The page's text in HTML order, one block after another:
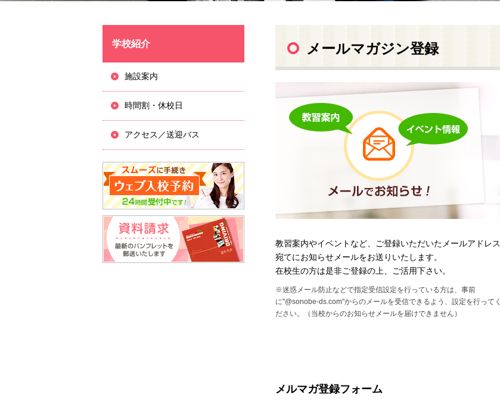
メールマガジン登録
教習案内やイベントなど、ご登録いただいたメールアドレス
宛てにお知らせメールをお送りいたします。
在校生の方は是非ご登録の上、ご活用下さい。
※迷惑メール防止などで指定受信設定を行っている方は、事前
に"@sonobe-ds.com"からのメールを受信できるよう、設定を行ってく
ださい。（当校からのお知らせメールを届けできません）
メルマガ登録フォーム
学校紹介
施設案内
時間割・休校日
アクセス／送迎バス